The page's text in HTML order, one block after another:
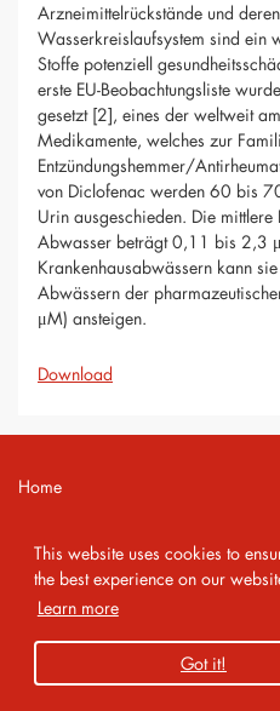
This website uses cookies to
the best experience on our
Learn more
Got it!
Arzneimittelrückstände und
Wasserkreislaufsystem sind ein
Stoffe potenziell
erste EU-Beobachtungsliste
gesetzt [2], eines der weltweit
Medikamente, welches zur
Entzündungshemmer/
von Diclofenac werden 60 bis
Urin ausgeschieden. Die
Abwasser beträgt 0,11 bis 2,3
Krankenhausabwässern kann
Abwässern der
μM) ansteigen.
Download
Copyright 2026 AMA Service
Home
Imprint
Privacy Policy